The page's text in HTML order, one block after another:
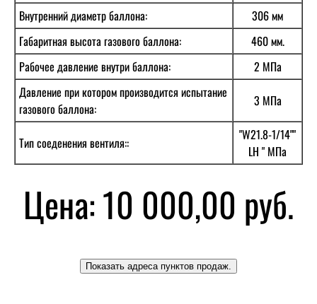
Внутренний диаметр баллона:
306 мм
Габаритная высота газового баллона:
460 мм.
Рабочее давление внутри баллона:
2 МПа
Давление при котором производится испытание
газового баллона:
3 МПа
Тип соеденения вентиля::
"W21.8-1/14""
LH " МПа
Цена:10 000,00 руб.